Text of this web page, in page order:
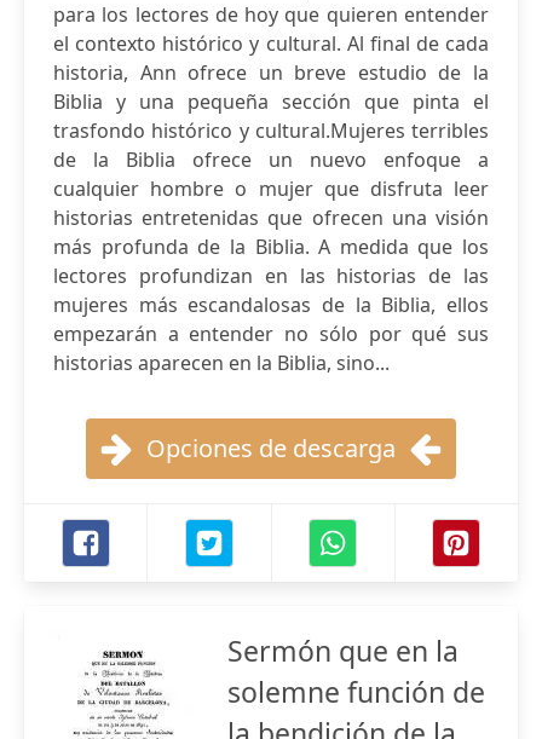
para los lectores de hoy que quieren entender
el contexto histórico y cultural. Al final de cada
historia, Ann ofrece un breve estudio de la
Biblia y una pequeña sección que pinta el
trasfondo histórico y cultural.Mujeres terribles
de la Biblia ofrece un nuevo enfoque a
cualquier hombre o mujer que disfruta leer
historias entretenidas que ofrecen una visión
más profunda de la Biblia. A medida que los
lectores profundizan en las historias de las
mujeres más escandalosas de la Biblia, ellos
empezarán a entender no sólo por qué sus
historias aparecen en la Biblia, sino...
Opciones de descarga
Sermón que en la
solemne función de